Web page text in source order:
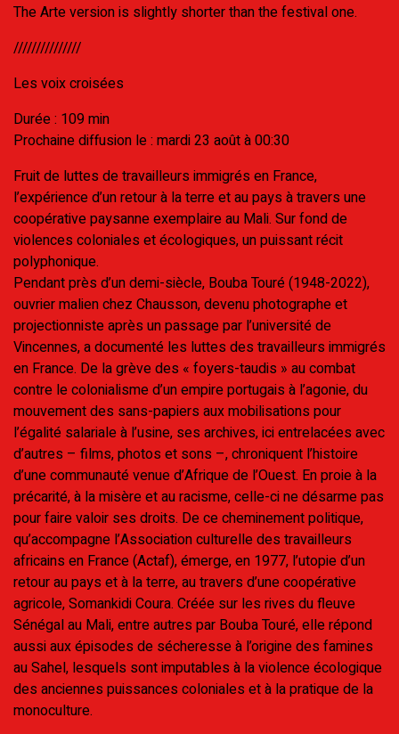
The Arte version is slightly shorter than the festival one.
///////////////
Les voix croisées
Durée : 109 min
Prochaine diffusion le : mardi 23 août à 00:30
Fruit de luttes de travailleurs immigrés en France,
l’expérience d’un retour à la terre et au pays à travers une
coopérative paysanne exemplaire au Mali. Sur fond de
violences coloniales et écologiques, un puissant récit
polyphonique.
Pendant près d’un demi-siècle, Bouba Touré (1948-2022),
ouvrier malien chez Chausson, devenu photographe et
projectionniste après un passage par l’université de
Vincennes, a documenté les luttes des travailleurs immigrés
en France. De la grève des « foyers-taudis » au combat
contre le colonialisme d’un empire portugais à l’agonie, du
mouvement des sans-papiers aux mobilisations pour
l’égalité salariale à l’usine, ses archives, ici entrelacées avec
d’autres – films, photos et sons –, chroniquent l’histoire
d’une communauté venue d’Afrique de l’Ouest. En proie à la
précarité, à la misère et au racisme, celle-ci ne désarme pas
pour faire valoir ses droits. De ce cheminement politique,
qu’accompagne l’Association culturelle des travailleurs
africains en France (Actaf), émerge, en 1977, l’utopie d’un
retour au pays et à la terre, au travers d’une coopérative
agricole, Somankidi Coura. Créée sur les rives du fleuve
Sénégal au Mali, entre autres par Bouba Touré, elle répond
aussi aux épisodes de sécheresse à l’origine des famines
au Sahel, lesquels sont imputables à la violence écologique
des anciennes puissances coloniales et à la pratique de la
monoculture.